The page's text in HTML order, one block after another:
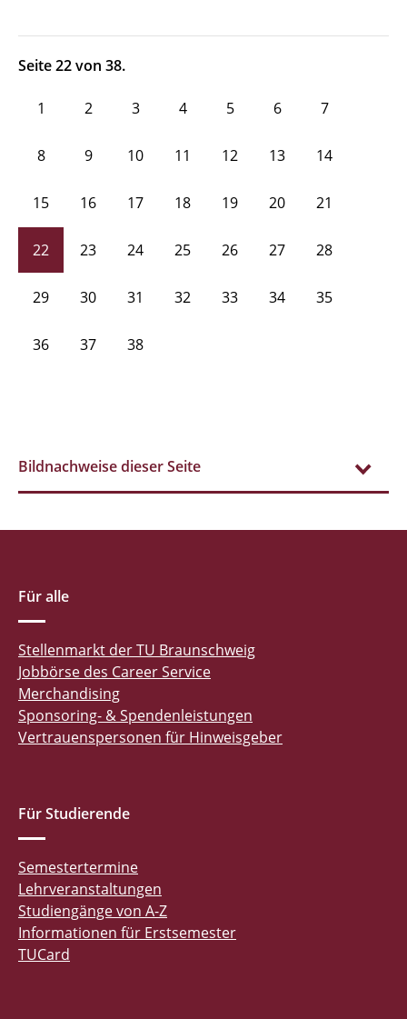
Seite 22 von 38.
1 2 3 4 5 6 7
8 9 10 11 12 13 14
15 16 17 18 19 20 21
22 23 24 25 26 27 28
29 30 31 32 33 34 35
36 37 38
Bildnachweise dieser Seite
Für alle
Stellenmarkt der TU Braunschweig
Jobbörse des Career Service
Merchandising
Sponsoring- & Spendenleistungen
Vertrauenspersonen für Hinweisgeber
Für Studierende
Semestertermine
Lehrveranstaltungen
Studiengänge von A-Z
Informationen für Erstsemester
TUCard